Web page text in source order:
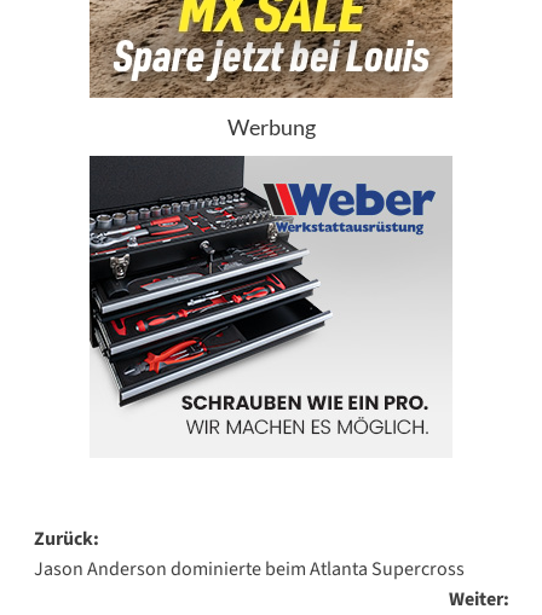
Werbung
Beitragsnavigation
Zurück:
Jason Anderson dominierte beim Atlanta Supercross
Weiter: